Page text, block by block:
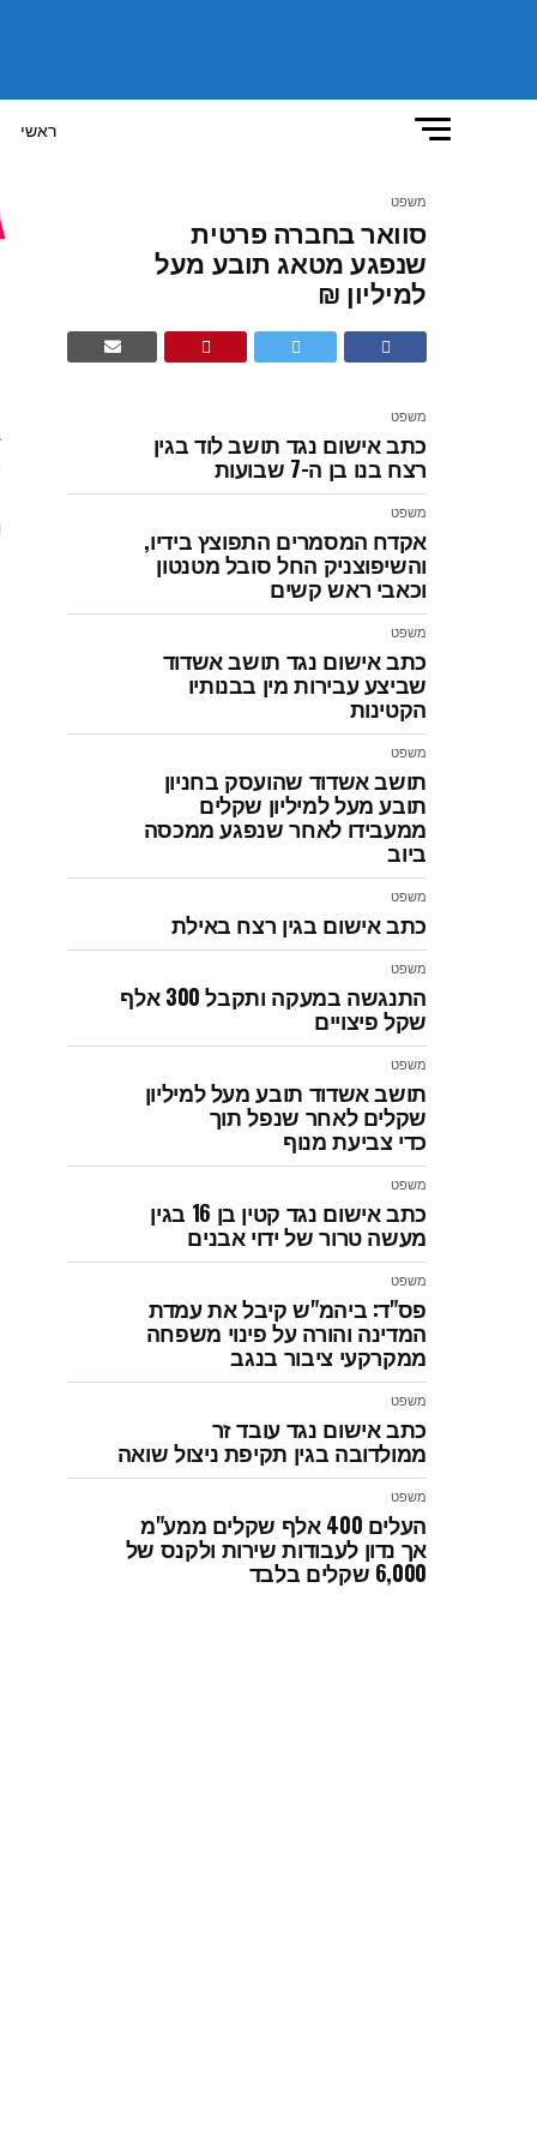
ראשי
משפט
סוואר בחברה פרטית
שנפגע מטאג תובע מעל
למיליון ₪
משפט
כתב אישום נגד תושב לוד בגין
רצח בנו בן ה-7 שבועות
משפט
אקדח המסמרים התפוצץ בידיו,
והשיפוצניק החל סובל מטנטון
וכאבי ראש קשים
משפט
כתב אישום נגד תושב אשדוד
שביצע עבירות מין בבנותיו
הקטינות
משפט
תושב אשדוד שהועסק בחניון
תובע מעל למיליון שקלים
ממעבידו לאחר שנפגע ממכסה
ביוב
משפט
כתב אישום בגין רצח באילת
משפט
התנגשה במעקה ותקבל 300 אלף
שקל פיצויים
משפט
תושב אשדוד תובע מעל למיליון
שקלים לאחר שנפל תוך
כדי צביעת מנוף
משפט
כתב אישום נגד קטין בן 16 בגין
מעשה טרור של ידוי אבנים
משפט
פס"ד: ביהמ"ש קיבל את עמדת
המדינה והורה על פינוי משפחה
ממקרקעי ציבור בנגב
משפט
כתב אישום נגד עובד זר
ממולדובה בגין תקיפת ניצול שואה
משפט
העלים 400 אלף שקלים ממע"מ
אך נדון לעבודות שירות ולקנס של
6,000 שקלים בלבד